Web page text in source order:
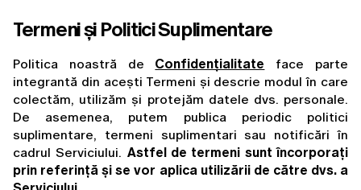
Termeni și Politici Suplimentare
Politica noastră de Confidențialitate face parte
integrantă din acești Termeni și descrie modul în care
colectăm, utilizăm și protejăm datele dvs. personale.
De asemenea, putem publica periodic politici
suplimentare, termeni suplimentari sau notificări în
cadrul Serviciului. Astfel de termeni sunt încorporați
prin referință și se vor aplica utilizării de către dvs. a